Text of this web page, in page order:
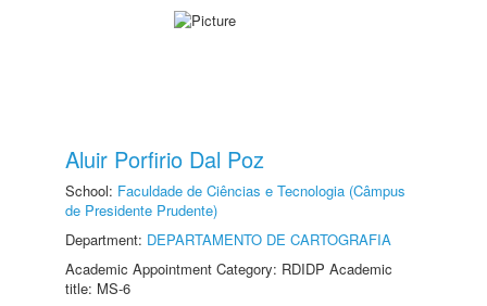
Aluir Porfirio Dal Poz
School: Faculdade de Ciências e Tecnologia (Câmpus
de Presidente Prudente)
Department: DEPARTAMENTO DE CARTOGRAFIA
Academic Appointment Category: RDIDP Academic
title: MS-6